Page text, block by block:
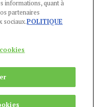
-AIDE
et 14h-17h
Agora
informations, quant à
partenaires
sociaux.POLITIQUE